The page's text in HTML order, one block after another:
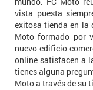
vista puesta
exitosa tienda en la
Moto formado por
nuevo edificio
online satisfacen a
tienes alguna
Moto a través de su